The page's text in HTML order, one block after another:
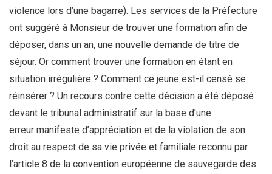
violence lors d’une bagarre). Les services de la Préfecture
ont suggéré à Monsieur de trouver une formation afin de
déposer, dans un an, une nouvelle demande de titre de
séjour. Or comment trouver une formation en étant en
situation irrégulière ? Comment ce jeune est-il censé se
réinsérer ? Un recours contre cette décision a été déposé
devant le tribunal administratif sur la base d’une
erreur manifeste d’appréciation et de la violation de son
droit au respect de sa vie privée et familiale reconnu par
l’article 8 de la convention européenne de sauvegarde des